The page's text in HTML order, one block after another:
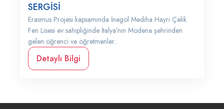
SERGİSİ
Erasmus Projesi kapsamında İnegöl Mediha Hayri Çelik
Fen Lisesi ev sahipliğinde İtalya’nın Modena şehrinden
gelen öğrenci ve öğretmenler...
Detaylı Bilgi